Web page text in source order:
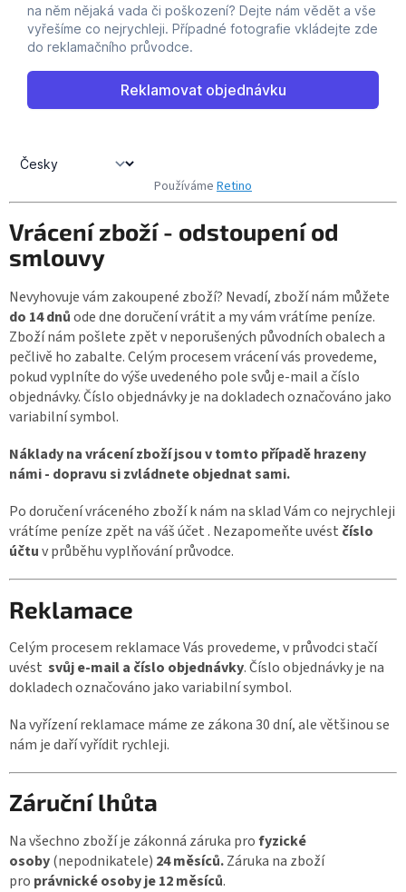
Používáme Retino
Vrácení zboží - odstoupení od
smlouvy
Nevyhovuje vám zakoupené zboží? Nevadí, zboží nám můžete
do 14 dnůode dne doručení vrátit a my vám vrátíme peníze.
Zboží nám pošlete zpět v neporušených původních obalech a
pečlivě ho zabalte. Celým procesem vrácení vás provedeme,
pokud vyplníte do výše uvedeného pole svůj e-mail a číslo
objednávky. Číslo objednávky je na dokladech označováno jako
variabilní symbol.
Náklady na vrácení zboží jsou v tomto případě hrazeny
námi - dopravu si zvládnete objednat sami.
Po doručení vráceného zboží k nám na sklad Vám co nejrychleji
vrátíme peníze zpět na váš účet . Nezapomeňte uvést číslo
účtuv průběhu vyplňování průvodce.
Reklamace
Celým procesem reklamace Vás provedeme, v průvodci stačí
uvést svůj e-mail a číslo objednávky. Číslo objednávky je na
dokladech označováno jako variabilní symbol.
Na vyřízení reklamace máme ze zákona 30 dní, ale většinou se
nám je daří vyřídit rychleji.
Záruční lhůta
Na všechno zboží je zákonná záruka profyzické
osoby(nepodnikatele) 24 měsíců.Záruka na zboží
pro právnické osoby je 12 měsíců.